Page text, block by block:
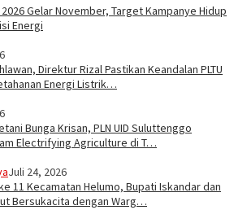
2026 Gelar November, Target Kampanye Hidup
Energi
Direktur Rizal Pastikan Keandalan PLTU
Energi Listrik…
Bunga Krisan, PLN UID Suluttenggo
Electrifying Agriculture di T…
Juli 24, 2026
11 Kecamatan Helumo, Bupati Iskandar dan
Bersukacita dengan Warg…